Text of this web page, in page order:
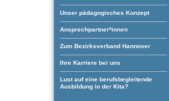
Unser pädagogisches Konzept
Ansprechpartner*innen
Zum Bezirksverband Hannover
Ihre Karriere bei uns
Lust auf eine berufsbegleitende
Ausbildung in der Kita?